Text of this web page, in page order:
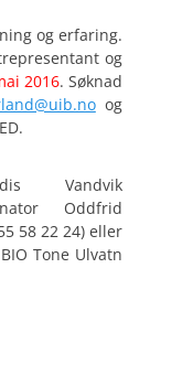
og erfaring.
og
2016. Søknad
og
Vandvik
Oddfrid
58 22 24) eller
Tone Ulvatn